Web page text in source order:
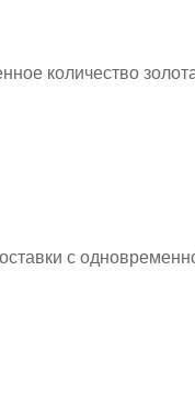
количество
с